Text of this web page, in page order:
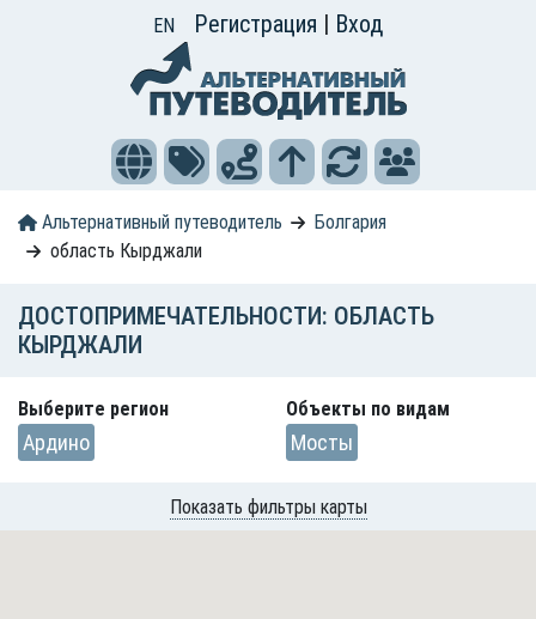
EN Регистрация | Вход
Альтернативный путеводитель
Болгария
область Кырджали
ДОСТОПРИМЕЧАТЕЛЬНОСТИ: ОБЛАСТЬ
КЫРДЖАЛИ
Выберите регион
Ардино
Объекты по видам
Мосты
Показать фильтры карты